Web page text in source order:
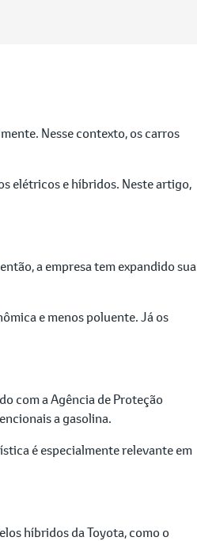
Nesse contexto, os carros
elétricos e híbridos. Neste artigo,
a empresa tem expandido sua
e menos poluente. Já os
com a Agência de Proteção
a gasolina.
é especialmente relevante em
híbridos da Toyota, como o